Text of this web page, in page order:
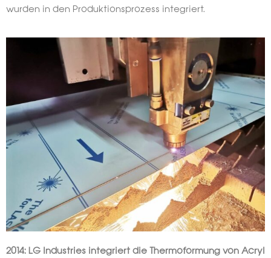
wurden in den Produktionsprozess integriert.
2014: LG Industries integriert die Thermoformung von Acryl